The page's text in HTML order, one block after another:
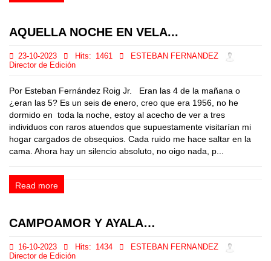
AQUELLA NOCHE EN VELA...
23-10-2023 Hits: 1461
ESTEBAN FERNANDEZ
Director de Edición
Por Esteban Fernández Roig Jr. Eran las 4 de la mañana o
¿eran las 5? Es un seis de enero, creo que era 1956, no he
dormido en toda la noche, estoy al acecho de ver a tres
individuos con raros atuendos que supuestamente visitarían mi
hogar cargados de obsequios. Cada ruido me hace saltar en la
cama. Ahora hay un silencio absoluto, no oigo nada, p...
Read more
CAMPOAMOR Y AYALA…
16-10-2023 Hits: 1434
ESTEBAN FERNANDEZ
Director de Edición